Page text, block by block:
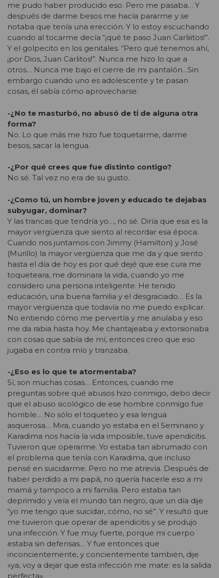
me pudo haber producido eso. Pero me pasaba… Y
después de darme besos me hacía pararme y se
notaba que tenía una erección. Y lo estoy escuchando
cuando al tocarme decía “¡qué te paso Juan Carliiitos!”.
Y el golpecito en los genitales. “Pero qué tenemos ahí,
¡por Dios, Juan Carlitos!”. Nunca me hizo lo que a
otros… Nunca me bajo el cierre de mi pantalón…Sin
embargo cuando uno es adolescente y te pasan
cosas, él sabía cómo aprovecharse.
-¿No te masturbó, no abusó de ti de alguna otra
forma?
No. Lo que más me hizo fue toquetarme, darme
besos, sacar la lengua.
-¿Por qué crees que fue distinto contigo?
No sé. Tal vez no era de su gusto.
-¿Como tú, un hombre joven y educado te dejabas
subyugar, dominar?
Y las trancas que tendría yo…, no sé. Diría que esa es la
mayor vergüenza que siento al recordar esa época.
Cuando nos juntamos con Jimmy (Hamilton) y José
(Murillo) la mayor vergüenza que me da y que siento
hasta el día de hoy es por qué dejé que ese cura me
toqueteara, me dominara la vida, cuando yo me
considero una persona inteligente. He tenido
educación, una buena familia y el desgraciado… Es la
mayor vergüenza que todavía no me puedo explicar.
No entiendo cómo me pervertía y me anulaba y eso
me da rabia hasta hoy. Me chantajeaba y extorsionaba
con cosas que sabía de mí, entonces creo que eso
jugaba en contra mío y tranzaba.
-¿Eso es lo que te atormentaba?
Sí, son muchas cosas… Entonces, cuando me
preguntas sobre qué abusos hizo conmigo, debo decir
que el abuso sicológico de ese hombre conmigo fue
horrible… No sólo el toqueteo y esa lengua
asquerosa… Mira, cuando yo estaba en el Seminario y
Karadima nos hacía la vida imposible, tuve apendicitis.
Tuvieron que operarme. Yo estaba tan abrumado con
el problema que tenía con Karadima, que incluso
pensé en suicidarme. Pero no me atrevía. Después de
haber perdido a mi papá, no quería hacerle eso a mi
mamá y tampoco a mi familia. Pero estaba tan
deprimido y veía el mundo tan negro, que un día dije
“yo me tengo que suicidar, cómo, no sé”. Y resultó que
me tuvieron que operar de apendicitis y se produjo
una infección. Y fue muy fuerte, porque mi cuerpo
estaba sin defensas… Y fue entonces que
inconcientemente, y concientemente también, dije
«ya, voy a dejar que esta infección me mate: es la salida
perfecta».